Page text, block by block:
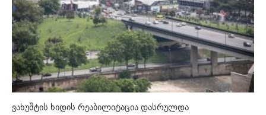
ვახუშტის ხიდის რეაბილიტაცია დასრულდა